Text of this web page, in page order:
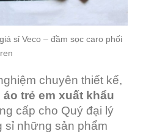
sỉ Veco – đầm sọc caro phối
ren
chuyên thiết kế,
áo trẻ em xuất khẩu
cấp cho Quý đại lý
sỉ những sản phẩm